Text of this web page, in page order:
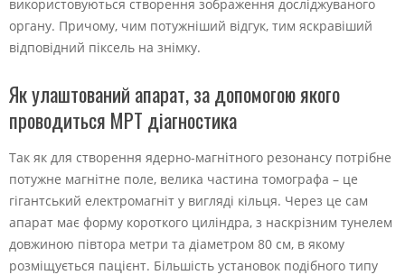
використовуються створення зображення досліджуваного
органу. Причому, чим потужніший відгук, тим яскравіший
відповідний піксель на знімку.
Як улаштований апарат, за допомогою якого
проводиться МРТ діагностика
Так як для створення ядерно-магнітного резонансу потрібне
потужне магнітне поле, велика частина томографа – це
гігантський електромагніт у вигляді кільця. Через це сам
апарат має форму короткого циліндра, з наскрізним тунелем
довжиною півтора метри та діаметром 80 см, в якому
розміщується пацієнт. Більшість установок подібного типу